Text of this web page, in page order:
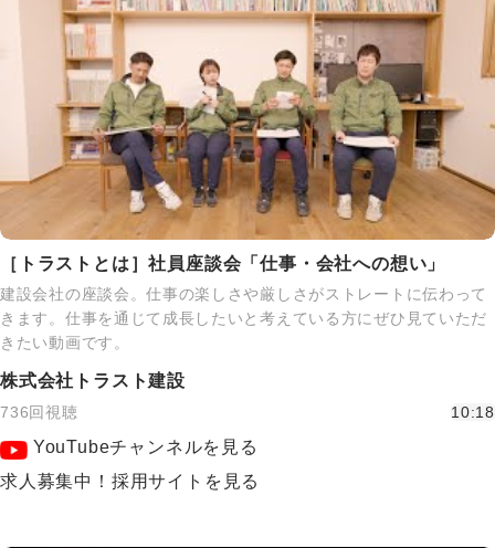
［トラストとは］社員座談会「仕事・会社への想い」
建設会社の座談会。仕事の楽しさや厳しさがストレートに伝わって
きます。仕事を通じて成長したいと考えている方にぜひ見ていただ
きたい動画です。
株式会社トラスト建設
736回視聴 10:18
YouTubeチャンネルを見る
求人募集中！採用サイトを見る